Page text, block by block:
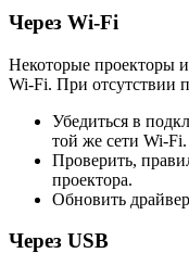
Через Wi-Fi
Некоторые проекторы
Wi-Fi. При отсутствии
Убедиться в
той же сети Wi-Fi.
Проверить,
проектора.
Обновить
Через USB